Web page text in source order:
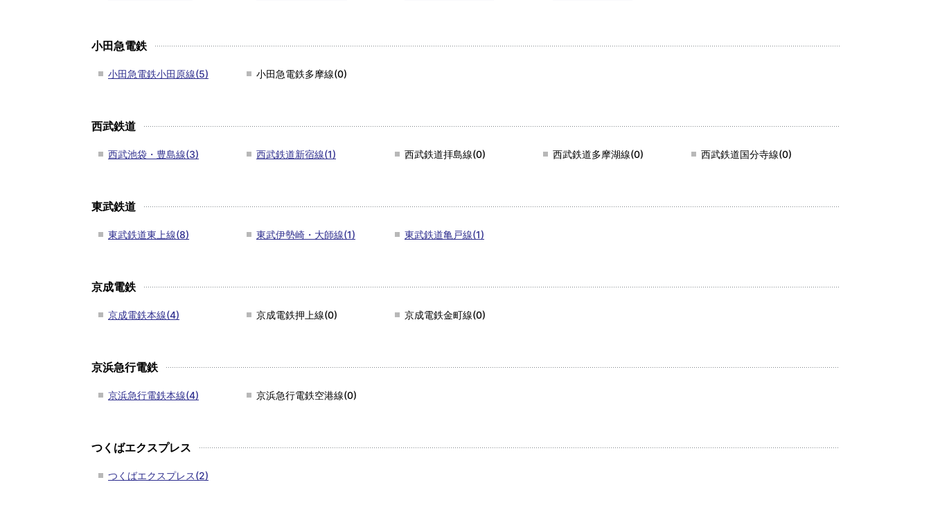
小田急電鉄
小田急電鉄小田原線(5) 小田急電鉄多摩線(0)
西武鉄道
西武池袋・豊島線(3) 西武鉄道新宿線(1) 西武鉄道拝島線(0) 西武鉄道多摩湖線(0) 西武鉄道国分寺線(0)
東武鉄道
東武鉄道東上線(8) 東武伊勢崎・大師線(1) 東武鉄道亀戸線(1)
京成電鉄
京成電鉄本線(4) 京成電鉄押上線(0) 京成電鉄金町線(0)
京浜急行電鉄
京浜急行電鉄本線(4) 京浜急行電鉄空港線(0)
つくばエクスプレス
つくばエクスプレス(2)